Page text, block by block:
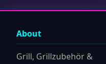
About
Grill, Grillzubehör &